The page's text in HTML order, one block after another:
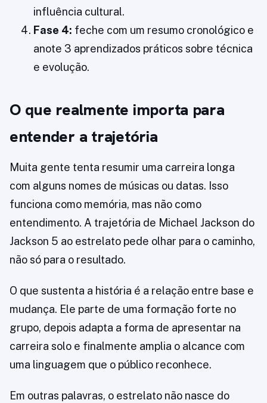
influência cultural.
Fase 4: feche com um resumo cronológico e
anote 3 aprendizados práticos sobre técnica
e evolução.
O que realmente importa para
entender a trajetória
Muita gente tenta resumir uma carreira longa
com alguns nomes de músicas ou datas. Isso
funciona como memória, mas não como
entendimento. A trajetória de Michael Jackson do
Jackson 5 ao estrelato pede olhar para o caminho,
não só para o resultado.
O que sustenta a história é a relação entre base e
mudança. Ele parte de uma formação forte no
grupo, depois adapta a forma de apresentar na
carreira solo e finalmente amplia o alcance com
uma linguagem que o público reconhece.
Em outras palavras, o estrelato não nasce do